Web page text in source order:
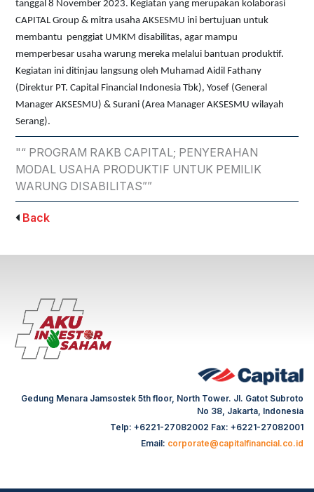
tanggal 8 November 2023. Kegiatan yang merupakan kolaborasi
CAPITAL Group & mitra usaha AKSESMU ini bertujuan untuk
membantu penggiat UMKM disabilitas, agar mampu
memperbesar usaha warung mereka melalui bantuan produktif.
Kegiatan ini ditinjau langsung oleh Muhamad Aidil Fathany
(Direktur PT. Capital Financial Indonesia Tbk), Yosef (General
Manager AKSESMU) & Surani (Area Manager AKSESMU wilayah
Serang).
"“ PROGRAM RAKB CAPITAL; PENYERAHAN
MODAL USAHA PRODUKTIF UNTUK PEMILIK
WARUNG DISABILITAS””
Back
Gedung Menara Jamsostek 5th floor, North Tower. Jl. Gatot Subroto
No 38, Jakarta, Indonesia
Telp: +6221-27082002 Fax: +6221-27082001
Email: corporate@capitalfinancial.co.id